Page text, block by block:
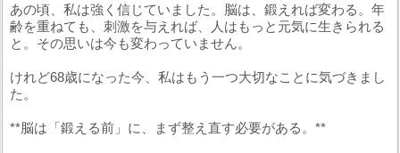
あの頃、私は強く信じていました。脳は、鍛えれば変わる。年
齢を重ねても、刺激を与えれば、人はもっと元気に生きられる
と。その思いは今も変わっていません。
けれど68歳になった今、私はもう一つ大切なことに気づきまし
た。
**脳は「鍛える前」に、まず整え直す必要がある。**